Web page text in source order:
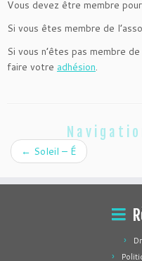
Vous devez être membre
Si vous êtes membre de
Si vous n’êtes pas membre
faire votre adhésion.
← Soleil – É